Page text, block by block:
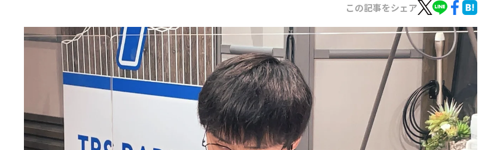
この記事をシェア